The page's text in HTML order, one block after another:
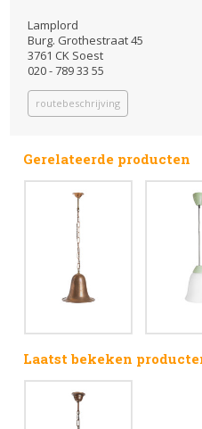
Lamplord
Burg. Grothestraat 45
3761 CK Soest
020 - 789 33 55
routebeschrijving
Gerelateerde producten
Laatst bekeken